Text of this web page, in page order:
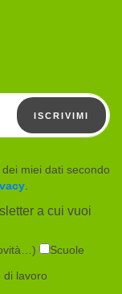
ISCRIVIMI
miei dati secondo
.
a cui vuoi
Scuole
di lavoro